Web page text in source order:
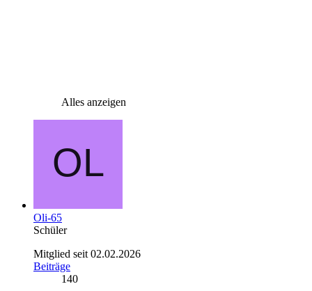
Alles anzeigen
Oli-65
Schüler
Mitglied seit 02.02.2026
Beiträge
140